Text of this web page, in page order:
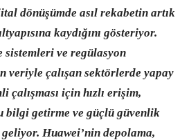
dönüşümde asıl rekabetin artık
kaydığını gösteriyor.
sistemleri ve regülasyon
çalışan sektörlerde yapay
çalışması için hızlı erişim,
bilgi getirme ve güçlü güvenlik
Huawei’nin depolama,